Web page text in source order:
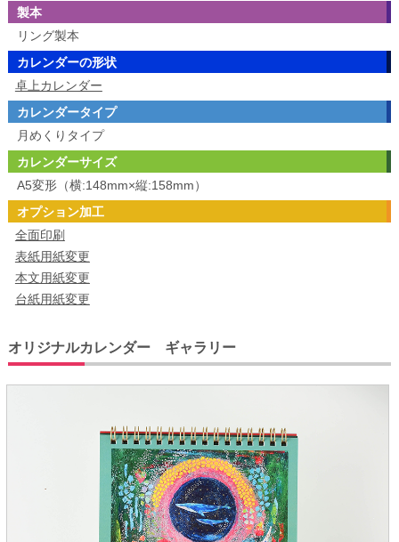
製本
リング製本
カレンダーの形状
卓上カレンダー
カレンダータイプ
月めくりタイプ
カレンダーサイズ
A5変形（横:148mm×縦:158mm）
オプション加工
全面印刷
表紙用紙変更
本文用紙変更
台紙用紙変更
オリジナルカレンダー ギャラリー